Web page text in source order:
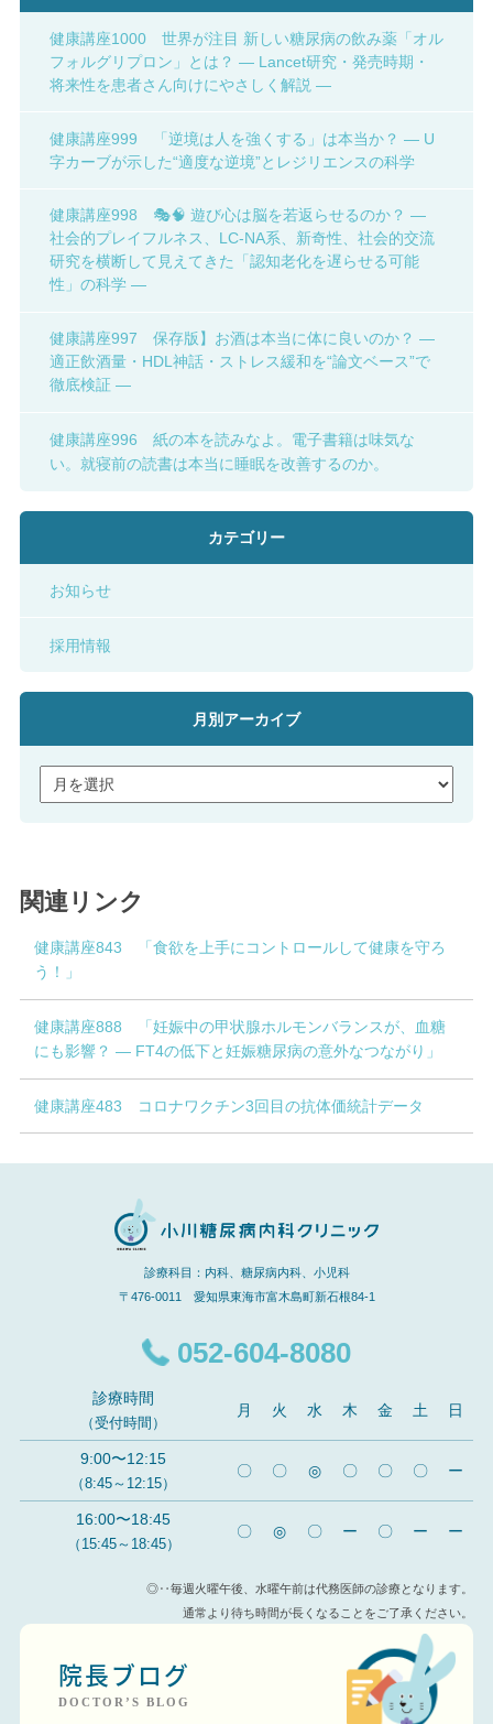
健康講座1000 世界が注目 新しい糖尿病の飲み薬「オル
フォルグリプロン」とは？ ― Lancet研究・発売時期・
将来性を患者さん向けにやさしく解説 ―
健康講座999 「逆境は人を強くする」は本当か？ ― U
字カーブが示した“適度な逆境”とレジリエンスの科学
健康講座998 🎭🧠 遊び心は脳を若返らせるのか？ ―
社会的プレイフルネス、LC-NA系、新奇性、社会的交流
研究を横断して見えてきた「認知老化を遅らせる可能
性」の科学 ―
健康講座997 保存版】お酒は本当に体に良いのか？ ―
適正飲酒量・HDL神話・ストレス緩和を“論文ベース”で
徹底検証 ―
健康講座996 紙の本を読みなよ。電子書籍は味気な
い。就寝前の読書は本当に睡眠を改善するのか。
カテゴリー
お知らせ
採用情報
月別アーカイブ
関連リンク
健康講座843 「食欲を上手にコントロールして健康を守ろ
う！」
健康講座888 「妊娠中の甲状腺ホルモンバランスが、血糖
にも影響？ ― FT4の低下と妊娠糖尿病の意外なつながり」
健康講座483 コロナワクチン3回目の抗体価統計データ
診療科目：内科、糖尿病内科、小児科
〒476-0011 愛知県東海市富木島町新石根84-1
052-604-8080
診療時間
（受付時間）
月 火 水 木 金 土 日
9:00〜12:15
（8:45～12:15）
〇 〇 ◎ 〇 〇 〇 ー
16:00〜18:45
（15:45～18:45）
〇 ◎ 〇 ー 〇 ー ー
◎‥毎週火曜午後、水曜午前は代務医師の診療となります。
通常より待ち時間が長くなることをご了承ください。
院長ブログ
DOCTOR’S BLOG